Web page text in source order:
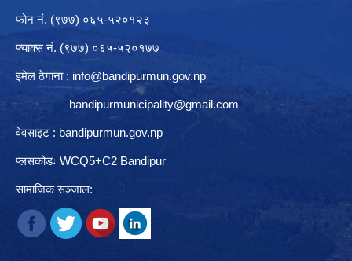
फोन नं‍. (९७७) ०६५-५२०१२३
फ्याक्स नं. (९७७) ०६५-५२०१७७
इमेल ठेगाना : info@bandipurmun.gov.np
bandipurmunicipality@gmail.com
वेवसाइट : bandipurmun.gov.np
प्लसकोडः WCQ5+C2 Bandipur
सामाजिक सञ्जाल: